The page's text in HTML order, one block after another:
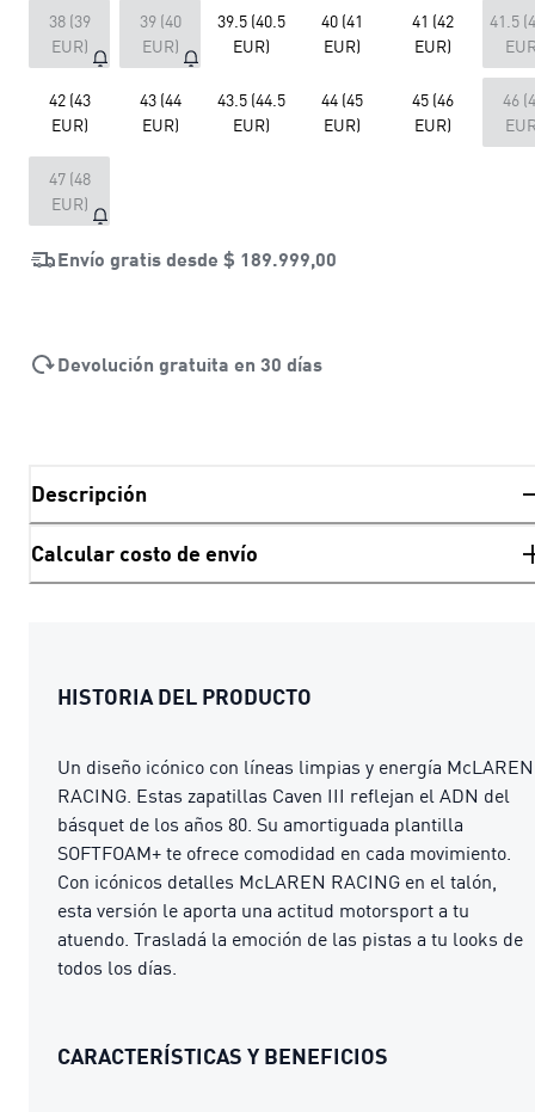
38 (39
EUR)
39 (40
EUR)
39.5 (40.5
EUR)
40 (41
EUR)
41 (42
EUR)
41.5
42 (43
EUR)
43 (44
EUR)
43.5 (44.5
EUR)
44 (45
EUR)
45 (46
EUR)
46
47 (48
EUR)
Envío gratis desde $ 189.999,00
Devolución gratuita en 30 días
Descripción
Calcular costo de envío
HISTORIA DEL PRODUCTO
Un diseño icónico con líneas limpias y energía McLAREN
RACING. Estas zapatillas Caven III reflejan el ADN del
básquet de los años 80. Su amortiguada plantilla
SOFTFOAM+ te ofrece comodidad en cada movimiento.
Con icónicos detalles McLAREN RACING en el talón,
esta versión le aporta una actitud motorsport a tu
atuendo. Trasladá la emoción de las pistas a tu looks de
todos los días.
CARACTERÍSTICAS Y BENEFICIOS